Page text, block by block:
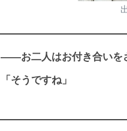
――お二人はお付き合いを
「そうですね」